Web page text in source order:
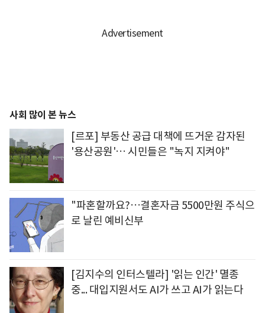
사회 많이 본 뉴스
[르포] 부동산 공급 대책에 뜨거운 감자된
'용산공원'… 시민들은 "녹지 지켜야"
"파혼할까요?…결혼자금 5500만원 주식으
로 날린 예비신부
[김지수의 인터스텔라] '읽는 인간' 멸종
중... 대입지원서도 AI가 쓰고 AI가 읽는다